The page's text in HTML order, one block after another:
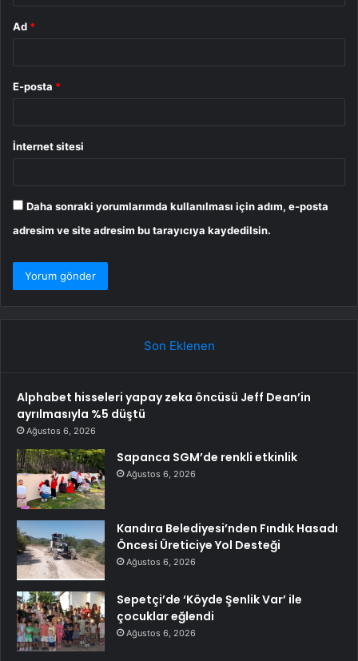
Ad *
E-posta *
İnternet sitesi
Daha sonraki yorumlarımda kullanılması için adım, e-posta
adresim ve site adresim bu tarayıcıya kaydedilsin.
Son Eklenen
Alphabet hisseleri yapay zeka öncüsü Jeff Dean’in
ayrılmasıyla %5 düştü
Ağustos 6, 2026
Sapanca SGM’de renkli etkinlik
Ağustos 6, 2026
Kandıra Belediyesi’nden Fındık Hasadı
Öncesi Üreticiye Yol Desteği
Ağustos 6, 2026
Sepetçi’de ‘Köyde Şenlik Var’ ile
çocuklar eğlendi
Ağustos 6, 2026